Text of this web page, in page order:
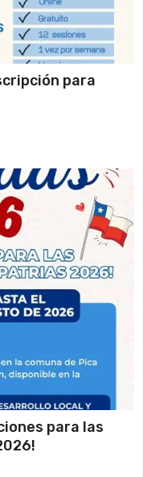
para
para las